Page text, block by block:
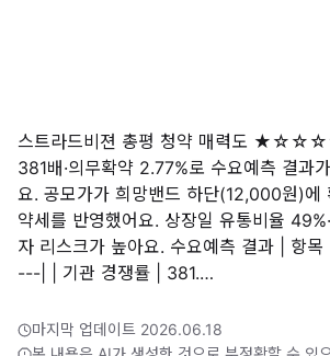
스트라드비젼 총평 청약 매력도
381배·의무확약 2.77%로 수요예측 결과
요. 공모가가 희망밴드 하단(12,000원)에
약세를 반영했어요. 상장일 유통비율
자 리스크가 높아요. 수요예측 결과 |
---| | 기관 경쟁률 | 381.…
마지막 업데이트 2026.06.18